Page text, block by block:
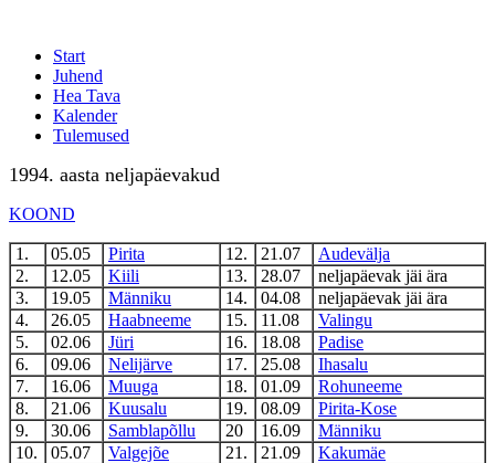
Start
Juhend
Hea Tava
Kalender
Tulemused
1994. aasta neljapäevakud
KOOND
1. 05.05 Pirita 12. 21.07
Audevälja
2.
12.05 Kiili 13. 28.07
neljapäevak jäi ära
3.
19.05 Männiku 14. 04.08
neljapäevak jäi ära
4.
26.05 Haabneeme 15. 11.08
Valingu
5.
02.06 Jüri 16. 18.08
Padise
6.
09.06 Nelijärve 17. 25.08
Ihasalu
7.
16.06 Muuga 18. 01.09
Rohuneeme
8.
21.06 Kuusalu 19. 08.09
Pirita-Kose
9.
30.06 Samblapõllu 20 16.09
Männiku
10.
05.07 Valgejõe 21. 21.09
Kakumäe